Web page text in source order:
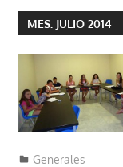
Ayuntamiento
de
Casariche
MES: JULIO 2014
Generales